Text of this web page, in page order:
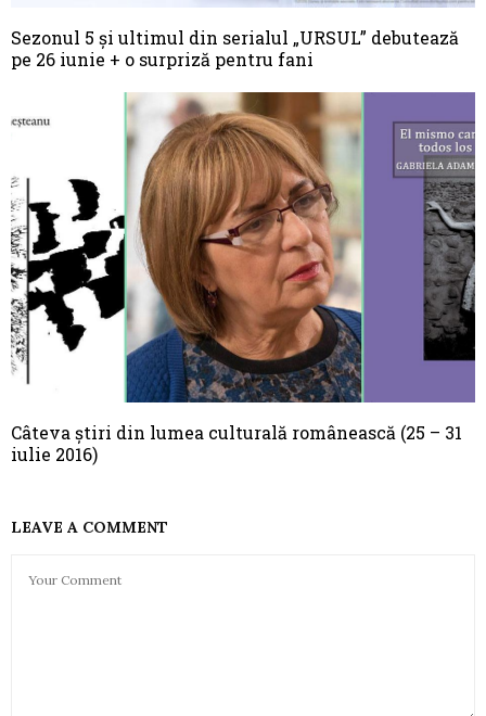
Sezonul 5 și ultimul din serialul „URSUL” debutează
pe 26 iunie + o surpriză pentru fani
Câteva știri din lumea culturală românească (25 – 31
iulie 2016)
LEAVE A COMMENT